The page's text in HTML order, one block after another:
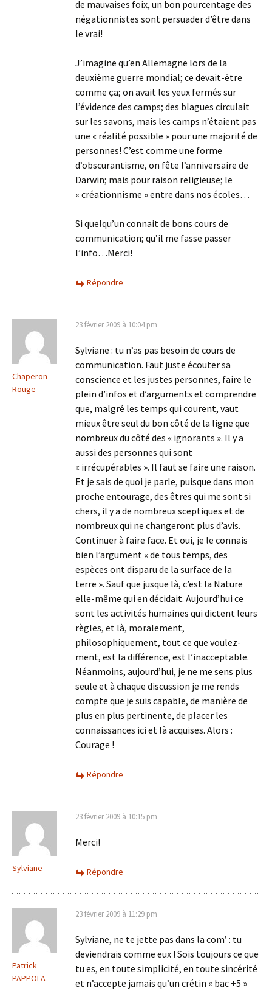
de mauvaises foix, un bon pourcentage des
négationnistes sont persuader d’être dans
le vrai!
J’imagine qu’en Allemagne lors de la
deuxième guerre mondial; ce devait-être
comme ça; on avait les yeux fermés sur
l’évidence des camps; des blagues circulait
sur les savons, mais les camps n’étaient pas
une « réalité possible » pour une majorité de
personnes! C’est comme une forme
d’obscurantisme, on fête l’anniversaire de
Darwin; mais pour raison religieuse; le
« créationnisme » entre dans nos écoles…
Si quelqu’un connait de bons cours de
communication; qu’il me fasse passer
l’info…Merci!
Répondre
Chaperon
Rouge
23 février 2009 à 10:04 pm
Sylviane : tu n’as pas besoin de cours de
communication. Faut juste écouter sa
conscience et les justes personnes, faire le
plein d’infos et d’arguments et comprendre
que, malgré les temps qui courent, vaut
mieux être seul du bon côté de la ligne que
nombreux du côté des « ignorants ». Il y a
aussi des personnes qui sont
« irrécupérables ». Il faut se faire une raison.
Et je sais de quoi je parle, puisque dans mon
proche entourage, des êtres qui me sont si
chers, il y a de nombreux sceptiques et de
nombreux qui ne changeront plus d’avis.
Continuer à faire face. Et oui, je le connais
bien l’argument « de tous temps, des
espèces ont disparu de la surface de la
terre ». Sauf que jusque là, c’est la Nature
elle-même qui en décidait. Aujourd’hui ce
sont les activités humaines qui dictent leurs
règles, et là, moralement,
philosophiquement, tout ce que voulez-
ment, est la différence, est l’inacceptable.
Néanmoins, aujourd’hui, je ne me sens plus
seule et à chaque discussion je me rends
compte que je suis capable, de manière de
plus en plus pertinente, de placer les
connaissances ici et là acquises. Alors :
Courage !
Répondre
Sylviane
23 février 2009 à 10:15 pm
Merci!
Répondre
Patrick
PAPPOLA
23 février 2009 à 11:29 pm
Sylviane, ne te jette pas dans la com’ : tu
deviendrais comme eux ! Sois toujours ce que
tu es, en toute simplicité, en toute sincérité
et n’accepte jamais qu’un crétin « bac +5 »